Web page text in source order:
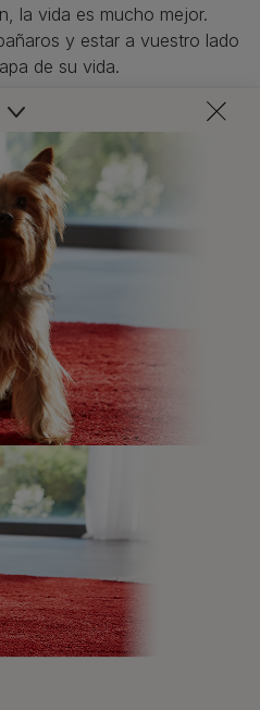
la vida es mucho mejor.
y estar a vuestro lado
de su vida.​
necesidades de tu mascota,
su salud y bienestar ¡y
cada mes!
expertos en perros y gatos
todas tus dudas.​
descuentos y ofertas de
marcas.​
a Purina y empieza